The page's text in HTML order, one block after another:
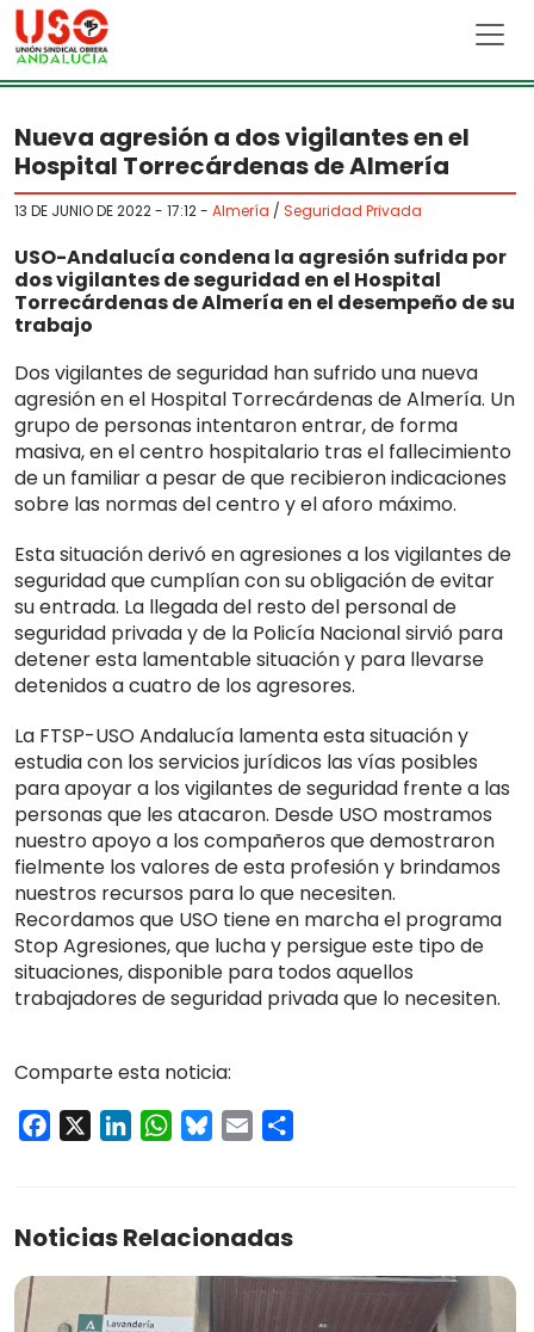
Skip to main content
Nueva agresión a dos vigilantes en el
Hospital Torrecárdenas de Almería
13 DE JUNIO DE 2022 - 17:12- Almería / Seguridad Privada
USO-Andalucía condena la agresión sufrida por
dos vigilantes de seguridad en el Hospital
Torrecárdenas de Almería en el desempeño de su
trabajo
Dos vigilantes de seguridad han sufrido una nueva
agresión en el Hospital Torrecárdenas de Almería. Un
grupo de personas intentaron entrar, de forma
masiva, en el centro hospitalario tras el fallecimiento
de un familiar a pesar de que recibieron indicaciones
sobre las normas del centro y el aforo máximo.
Esta situación derivó en agresiones a los vigilantes de
seguridad que cumplían con su obligación de evitar
su entrada. La llegada del resto del personal de
seguridad privada y de la Policía Nacional sirvió para
detener esta lamentable situación y para llevarse
detenidos a cuatro de los agresores.
La FTSP-USO Andalucía lamenta esta situación y
estudia con los servicios jurídicos las vías posibles
para apoyar a los vigilantes de seguridad frente a las
personas que les atacaron. Desde USO mostramos
nuestro apoyo a los compañeros que demostraron
fielmente los valores de esta profesión y brindamos
nuestros recursos para lo que necesiten.
Recordamos que USO tiene en marcha el programa
Stop Agresiones, que lucha y persigue este tipo de
situaciones, disponible para todos aquellos
trabajadores de seguridad privada que lo necesiten.
Comparte esta noticia:
Facebook LinkedInWhatsApp
Bluesky
Email
Noticias Relacionadas